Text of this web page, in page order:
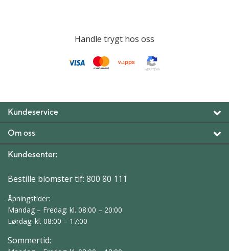
Handle trygt hos oss
Kundeservice
Om oss
Kundesenter:
Bestille blomster tlf: 800 80 111
Åpningstider:
Mandag – Fredag: kl. 08:00 – 20:00
Lørdag: kl. 08:00 – 17:00
Sommertid: